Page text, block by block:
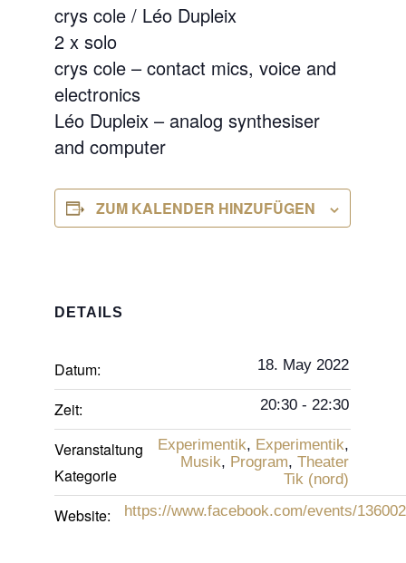
crys cole / Léo Dupleix
2 x solo
crys cole – contact mics, voice and
electronics
Léo Dupleix – analog synthesiser
and computer
ZUM KALENDER HINZUFÜGEN
DETAILS
Datum: 18. May 2022
Zeit: 20:30 - 22:30
Veranstaltung
Kategorie
Experimentik, Experimentik,
Musik, Program,Theater
Tik (nord)
Website: https://www.facebook.com/events/